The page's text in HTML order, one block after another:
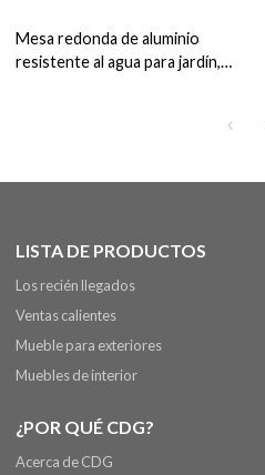
Mesa redonda de aluminio
resistente al agua para jardín,
LISTA DE PRODUCTOS
Los recién llegados
Ventas calientes
Mueble para exteriores
Muebles de interior
¿POR QUÉ CDG?
Acerca de CDG